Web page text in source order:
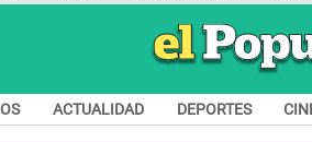
ACTUALIDAD DEPORTES